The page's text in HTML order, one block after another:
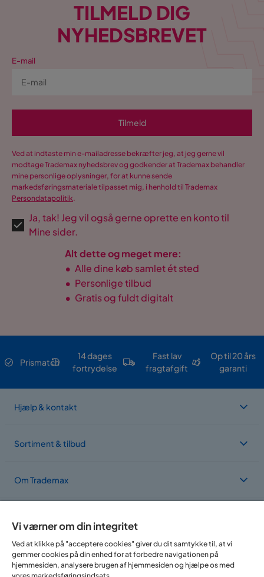
TILMELD DIG
NYHEDSBREVET
E-mail
Tilmeld
Ved at indtaste min e-mailadresse bekræfter jeg, at jeg gerne vil
modtage Trademax nyhedsbrev og godkender at Trademax behandler
mine personlige oplysninger, for at kunne sende
markedsføringsmateriale tilpasset mig, i henhold til Trademax
Persondatapolitik.
Ja, tak! Jeg vil også gerne oprette en konto til
Mine sider.
Alt dette og meget mere:
• Alle dine køb samlet ét sted
• Personlige tilbud
• Gratis og fuldt digitalt
Prismatch
14 dages
fortrydelse
Fast lav
fragtafgift
Op til 20 års
garanti
Hjælp & kontakt
Sortiment & tilbud
Om Trademax
Vi findes i flere forskellige lande
Vi værner om din integritet
Ved at klikke på "acceptere cookies" giver du dit samtykke til, at vi
gemmer cookies på din enhed for at forbedre navigationen på
hjemmesiden, analysere brugen af hjemmesiden og hjælpe os med